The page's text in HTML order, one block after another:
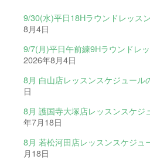
9/30(水)平日18Hラウンドレッス
8月4日
9/7(月)平日午前練9Hラウンドレ
2026年8月4日
8月 白山店レッスンスケジュール
日
8月 護国寺大塚店レッスンスケジ
年7月18日
8月 若松河田店レッスンスケジュ
月18日